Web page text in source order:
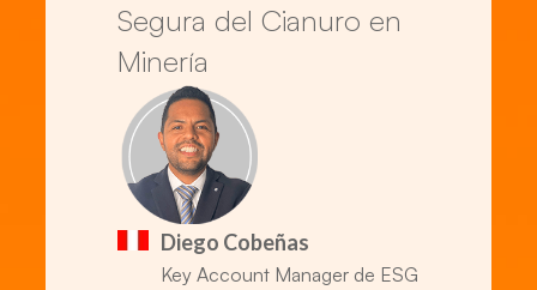
Segura del Cianuro en
Minería
Diego Cobeñas
Key Account Manager de ESG